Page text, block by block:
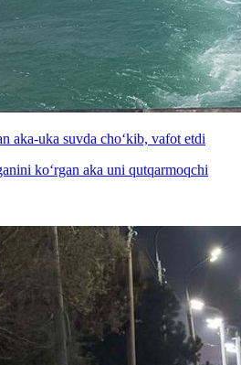
aka-uka suvda cho‘kib, vafot etdi
ko‘rgan aka uni qutqarmoqchi